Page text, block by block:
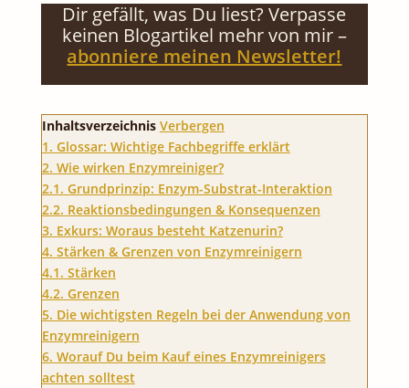
Dir gefällt, was Du liest? Verpasse
keinen Blogartikel mehr von mir –
abonniere meinen Newsletter!
Inhaltsverzeichnis Verbergen
1. Glossar: Wichtige Fachbegriffe erklärt
2. Wie wirken Enzymreiniger?
2.1. Grundprinzip: Enzym-Substrat-Interaktion
2.2. Reaktionsbedingungen & Konsequenzen
3. Exkurs: Woraus besteht Katzenurin?
4. Stärken & Grenzen von Enzymreinigern
4.1. Stärken
4.2. Grenzen
5. Die wichtigsten Regeln bei der Anwendung von
Enzymreinigern
6. Worauf Du beim Kauf eines Enzymreinigers
achten solltest